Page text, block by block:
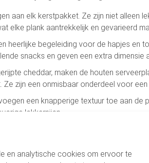
aan elk kerstpakket. Ze zijn niet alleen
elke plank aantrekkelijk en gevarieerd
heerlijke begeleiding voor de hapjes en
snacks en geven een extra dimensie
cheddar, maken de houten
zijn een onmisbaar onderdeel voor
een knapperige textuur toe aan de
lekkernijen.
toe aan het kerstpakket. Deze
speciaal en feestelijk.
een hartige smaak toe die goed
en analytische cookies om ervoor te